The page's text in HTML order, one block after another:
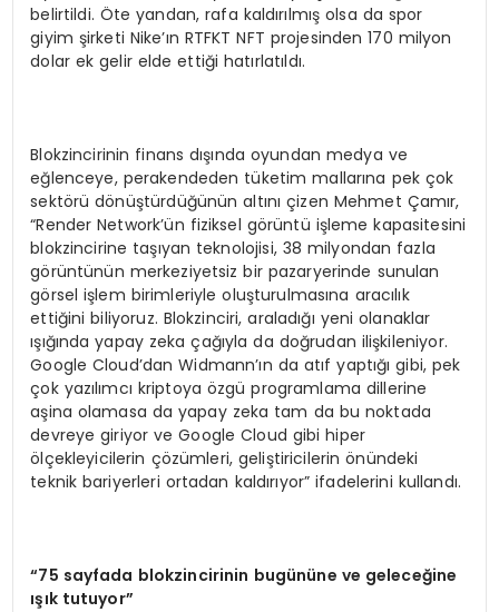
belirtildi. Öte yandan, rafa kaldırılmış olsa da spor
giyim şirketi Nike’ın RTFKT NFT projesinden 170 milyon
dolar ek gelir elde ettiği hatırlatıldı.
Blokzincirinin finans dışında oyundan medya ve
eğlenceye, perakendeden tüketim mallarına pek çok
sektörü dönüştürdüğünün altını çizen Mehmet Çamır,
“Render Network’ün fiziksel görüntü işleme kapasitesini
blokzincirine taşıyan teknolojisi, 38 milyondan fazla
görüntünün merkeziyetsiz bir pazaryerinde sunulan
görsel işlem birimleriyle oluşturulmasına aracılık
ettiğini biliyoruz. Blokzinciri, araladığı yeni olanaklar
ışığında yapay zeka çağıyla da doğrudan ilişkileniyor.
Google Cloud’dan Widmann’ın da atıf yaptığı gibi, pek
çok yazılımcı kriptoya özgü programlama dillerine
aşina olamasa da yapay zeka tam da bu noktada
devreye giriyor ve Google Cloud gibi hiper
ölçekleyicilerin çözümleri, geliştiricilerin önündeki
teknik bariyerleri ortadan kaldırıyor” ifadelerini kullandı.
“75 sayfada blokzincirinin bugününe ve geleceğine
ışık tutuyor”